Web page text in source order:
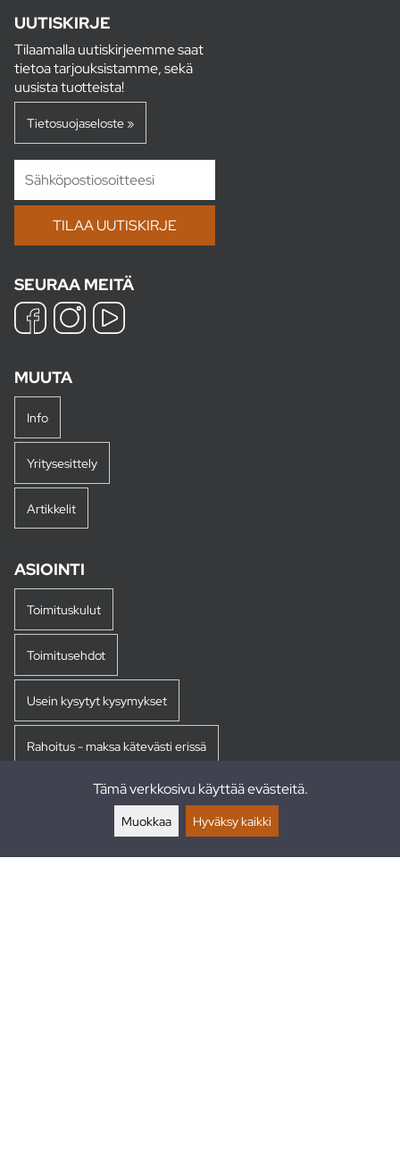
UUTISKIRJE
Tilaamalla uutiskirjeemme saat
tietoa tarjouksistamme, sekä
uusista tuotteista!
Tietosuojaseloste »
SEURAA MEITÄ
MUUTA
Info
Yritysesittely
Artikkelit
ASIOINTI
Toimituskulut
Toimitusehdot
Usein kysytyt kysymykset
Rahoitus - maksa kätevästi erissä
Tämä verkkosivu käyttää evästeitä.
Muokkaa Hyväksy kaikki